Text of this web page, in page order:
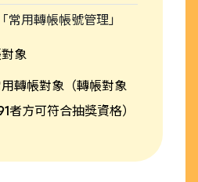
常用轉帳帳號管理」
象
轉帳對象（轉帳對象
者方可符合抽獎資格）